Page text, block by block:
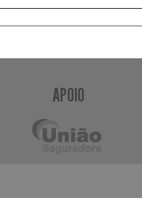
APOIO